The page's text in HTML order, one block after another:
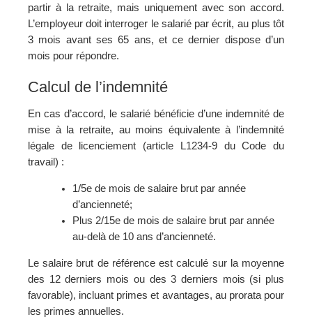
partir à la retraite, mais uniquement avec son accord.
L’employeur doit interroger le salarié par écrit, au plus tôt
3 mois avant ses 65 ans, et ce dernier dispose d’un
mois pour répondre.
Calcul de l’indemnité
En cas d’accord, le salarié bénéficie d’une indemnité de
mise à la retraite, au moins équivalente à l’indemnité
légale de licenciement (article L1234-9 du Code du
travail) :
1/5e de mois de salaire brut par année
d’ancienneté;
Plus 2/15e de mois de salaire brut par année
au-delà de 10 ans d’ancienneté.
Le salaire brut de référence est calculé sur la moyenne
des 12 derniers mois ou des 3 derniers mois (si plus
favorable), incluant primes et avantages, au prorata pour
les primes annuelles.